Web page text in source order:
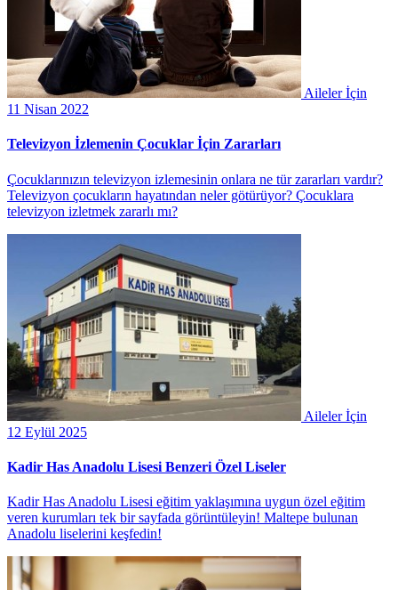
Aileler İçin
11 Nisan 2022
Televizyon İzlemenin Çocuklar İçin Zararları
Çocuklarınızın televizyon izlemesinin onlara ne tür zararları vardır?
Televizyon çocukların hayatından neler götürüyor? Çocuklara
televizyon izletmek zararlı mı?
Aileler İçin
12 Eylül 2025
Kadir Has Anadolu Lisesi Benzeri Özel Liseler
Kadir Has Anadolu Lisesi eğitim yaklaşımına uygun özel eğitim
veren kurumları tek bir sayfada görüntüleyin! Maltepe bulunan
Anadolu liselerini keşfedin!